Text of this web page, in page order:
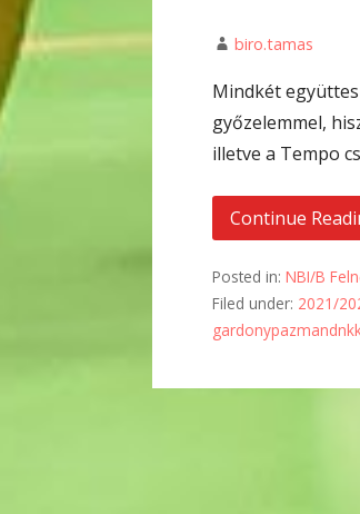
biro.tamas
Mindkét
győzelemmel,
illetve a Tempo
Continue
Posted in:NBI/B
Filed under: 2021/